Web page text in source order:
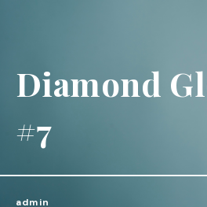
Diamond
#7
admin